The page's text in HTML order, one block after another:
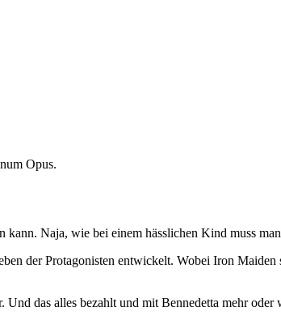
Opus.
Naja, wie bei einem hässlichen Kind muss
der Protagonisten entwickelt. Wobei Iron
das alles bezahlt und mit Bennedetta mehr